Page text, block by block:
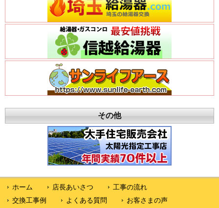
その他
ホーム 店長あいさつ
工事の流れ
交換工事例
よくある質問 お客さまの声